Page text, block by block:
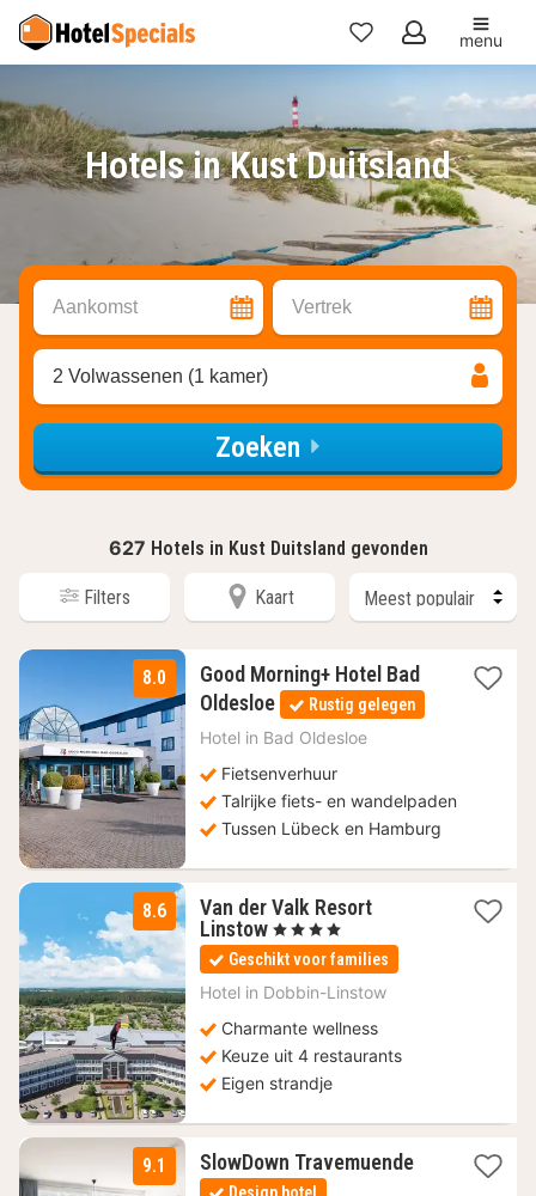
Mijn
favorieten
menu
Hotels in Kust Duitsland
Aankomst Vertrek
2 Volwassenen (1 kamer)
Zoeken
627 Hotels in Kust Duitsland gevonden
Filters Kaart
8.0
Good Morning+ Hotel Bad
Oldesloe 1
nacht
vanaf
€
Rustig gelegen
Hotel in Bad Oldesloe
Fietsenverhuur
Talrijke fiets- en wandelpaden
Tussen Lübeck en Hamburg
8.6
Van der Valk Resort
Linstow 1
nacht
vanaf
100,49
, 4 Sterren
Geschikt voor families
Hotel in Dobbin-Linstow
Charmante wellness
Keuze uit 4 restaurants
Eigen strandje
9.1 SlowDown Travemuende1